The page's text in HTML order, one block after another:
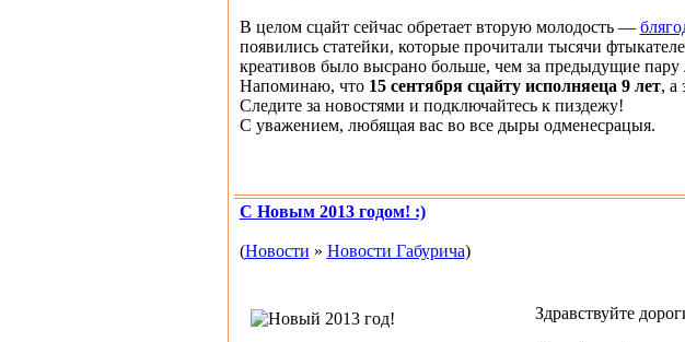
В целом сцайт сейчас обретает вторую молодость —
появились статейки, которые прочитали тысячи
креативов было высрано больше, чем за предыдущие пару
Напоминаю, что 15 сентября сцайту исполняеца 9 лет, а
Следите за новостями и подключайтесь к пиздежу!
С уважением, любящая вас во все дыры одменесрацыя.
С Новым 2013 годом! :)
(Новости » Новости Габурича)
Здравствуйте